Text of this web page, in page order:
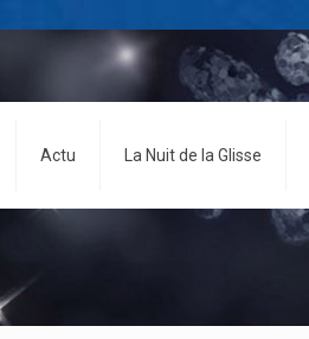
Actu La Nuit de la Glisse